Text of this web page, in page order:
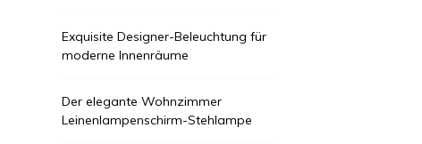
Exquisite Designer-Beleuchtung für
moderne Innenräume
Der elegante Wohnzimmer
Leinenlampenschirm-Stehlampe